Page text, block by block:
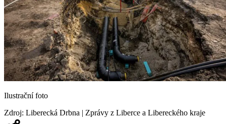
Ilustrační foto
Zdroj: Liberecká Drbna | Zprávy z Liberce a Libereckého kraje